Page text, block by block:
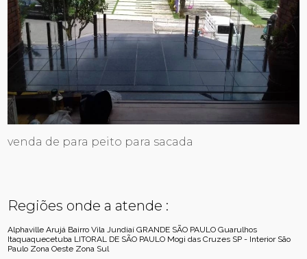
venda de para peito para sacada
Regiões onde a atende :
Alphaville Arujá Bairro Vila Jundiaí GRANDE SÃO PAULO Guarulhos
Itaquaquecetuba LITORAL DE SÃO PAULO Mogi das Cruzes SP - Interior São
Paulo Zona Oeste Zona Sul